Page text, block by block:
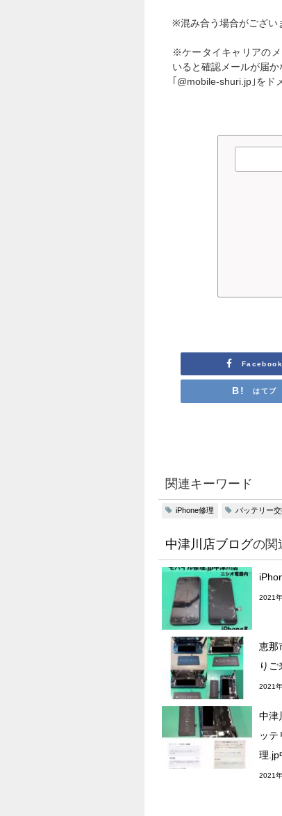
※混み合う場合がござい
※ケータイキャリアの
いると確認メールが届か
｢@mobile-shuri.jp｣をド
Facebook
はてブ
関連キーワード
iPhone修理 バッテリー
中津川店ブログの関
2021
恵那
りご
2021
中津
ッテ
理.jp
2021